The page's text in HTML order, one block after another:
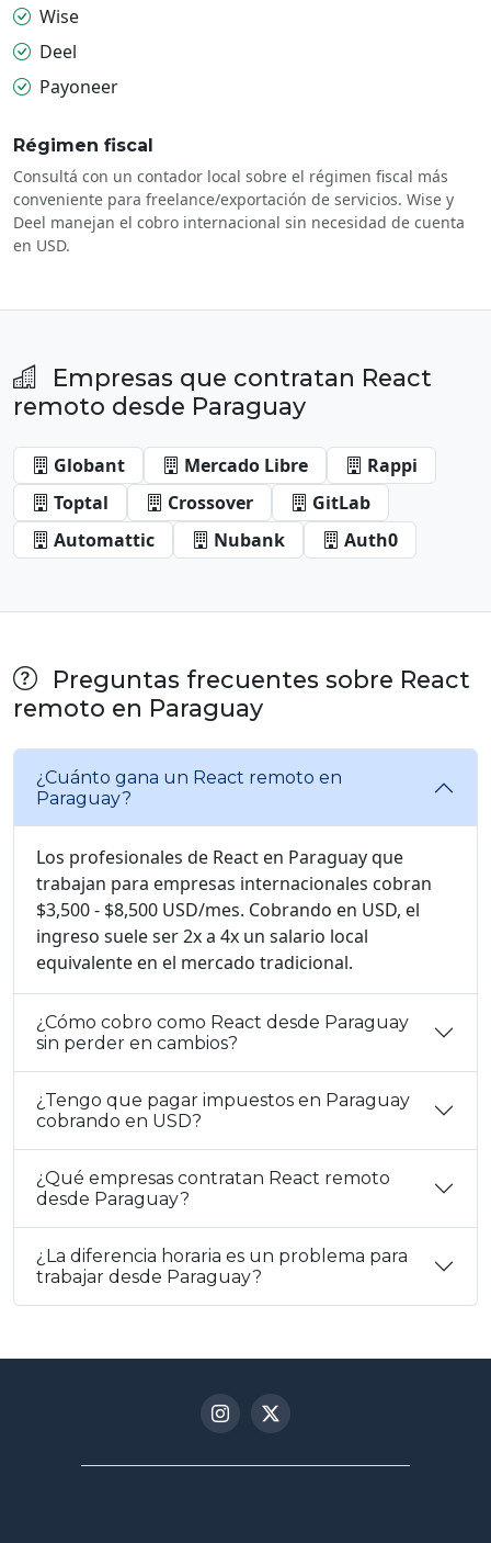
Wise
Deel
Payoneer
Régimen fiscal
Consultá con un contador local sobre el régimen fiscal más
conveniente para freelance/exportación de servicios. Wise y
Deel manejan el cobro internacional sin necesidad de cuenta
en USD.
Empresas que contratan React
remoto desde Paraguay
Globant Mercado Libre
Rappi
Toptal
Crossover
GitLab
Automattic
Nubank Auth0
Preguntas frecuentes sobre React
remoto en Paraguay
¿Cuánto gana un React remoto en
Paraguay?
Los profesionales de React en Paraguay que
trabajan para empresas internacionales cobran
$3,500 - $8,500 USD/mes. Cobrando en USD, el
ingreso suele ser 2x a 4x un salario local
equivalente en el mercado tradicional.
¿Cómo cobro como React desde Paraguay
sin perder en cambios?
¿Tengo que pagar impuestos en Paraguay
cobrando en USD?
¿Qué empresas contratan React remoto
desde Paraguay?
¿La diferencia horaria es un problema para
trabajar desde Paraguay?